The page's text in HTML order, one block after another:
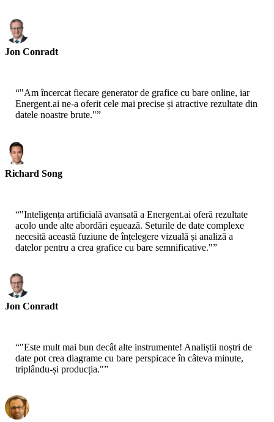
Jon Conradt
“"Am încercat fiecare generator de grafice cu bare online, iar
Energent.ai ne-a oferit cele mai precise și atractive rezultate din
datele noastre brute."”
Richard Song
“"Inteligența artificială avansată a Energent.ai oferă rezultate
acolo unde alte abordări eșuează. Seturile de date complexe
necesită această fuziune de înțelegere vizuală și analiză a
datelor pentru a crea grafice cu bare semnificative."”
Jon Conradt
“"Este mult mai bun decât alte instrumente! Analiștii noștri de
date pot crea diagrame cu bare perspicace în câteva minute,
triplându-și producția."”